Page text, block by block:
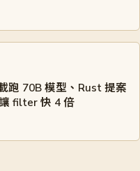
跑 70B 模型、Rust 提案
filter 快 4 倍